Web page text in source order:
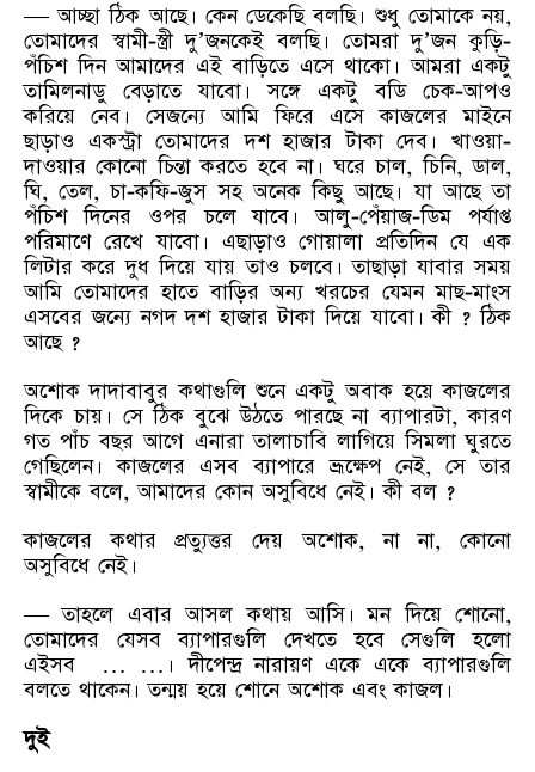
— আচ্ছা ঠিক আছে। কেন ডেকেছি বলছি। শুধু তোমাকে নয়,
তোমাদের স্বামী-স্ত্রী দু’জনকেই বলছি। তোমরা দু’জন কুড়ি-
পঁচিশ দিন আমাদের এই বাড়িতে এসে থাকো। আমরা একটু
তামিলনাডু বেড়াতে যাবো। সঙ্গে একটু বডি চেক-আপও
করিয়ে নেব। সেজন্যে আমি ফিরে এসে কাজলের মাইনে
ছাড়াও একস্ট্রা তোমাদের দশ হাজার টাকা দেব। খাওয়া-
দাওয়ার কোনো চিন্তা করতে হবে না। ঘরে চাল, চিনি, ডাল,
ঘি, তেল, চা-কফি-জুস সহ অনেক কিছু আছে। যা আছে তা
পঁচিশ দিনের ওপর চলে যাবে। আলু-পেঁয়াজ-ডিম পর্যাপ্ত
পরিমাণে রেখে যাবো। এছাড়াও গোয়ালা প্রতিদিন যে এক
লিটার করে দুধ দিয়ে যায় তাও চলবে। তাছাড়া যাবার সময়
আমি তোমাদের হাতে বাড়ির অন্য খরচের যেমন মাছ-মাংস
এসবের জন্যে নগদ দশ হাজার টাকা দিয়ে যাবো। কী ? ঠিক
আছে ?
অশোক দাদাবাবুর কথাগুলি শুনে একটু অবাক হয়ে কাজলের
দিকে চায়। সে ঠিক বুঝে উঠতে পারছে না ব্যাপারটা, কারণ
গত পাঁচ বছর আগে এনারা তালাচাবি লাগিয়ে সিমলা ঘুরতে
গেছিলেন। কাজলের এসব ব্যাপারে ভ্রূক্ষেপ নেই, সে তার
স্বামীকে বলে, আমাদের কোন অসুবিধে নেই। কী বল ?
কাজলের কথার প্রত্যুত্তর দেয় অশোক, না না, কোনো
অসুবিধে নেই।
— তাহলে এবার আসল কথায় আসি। মন দিয়ে শোনো,
তোমাদের যেসব ব্যাপারগুলি দেখতে হবে সেগুলি হলো
এইসব … …। দীপেন্দ্র নারায়ণ একে একে ব্যাপারগুলি
বলতে থাকেন। তন্ময় হয়ে শোনে অশোক এবং কাজল।
দুই